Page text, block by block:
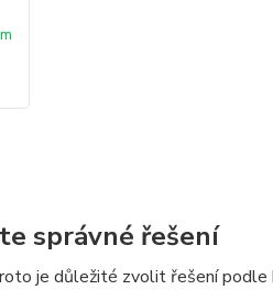
správné řešení
je důležité zvolit řešení podle